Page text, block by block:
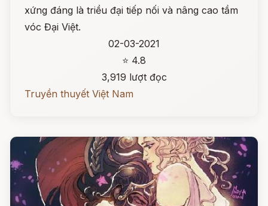
xứng đáng là triều đại tiếp nối và nâng cao tầm
vóc Đại Việt.
02-03-2021
⭐ 4.8
3,919 lượt đọc
Truyền thuyết Việt Nam